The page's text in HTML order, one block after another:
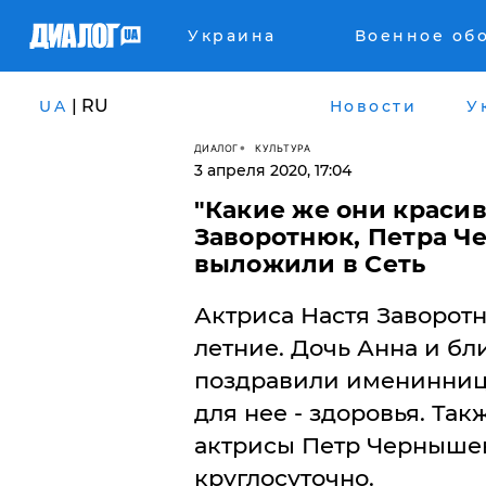
Украина Военное
UA | RU Новости
ДИАЛОГ КУЛЬТУРА
3 апреля 2020, 17:04
"Какие же они
Заворотнюк, Петра
выложили в Сеть
Актриса Настя
летние. Дочь Анна и
поздравили
для нее - здоровья.
актрисы Петр
круглосуточно.